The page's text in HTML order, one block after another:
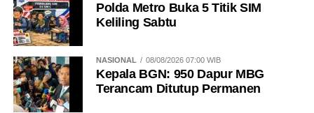
Polda Metro Buka 5 Titik SIM
Keliling Sabtu
NASIONAL 08/08/2026 07:00 WIB
Kepala BGN: 950 Dapur MBG
Terancam Ditutup Permanen